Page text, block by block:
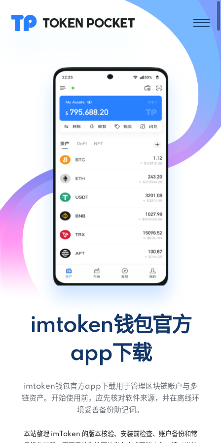
imtoken钱包官方
app下载
imtoken钱包官方app下载用于管理区块链账户与多
链资产。开始使用前，应先核对软件来源，并在离线环
境妥善备份助记词。
本站整理 imToken 的版本核验、安装前检查、账户备份和常